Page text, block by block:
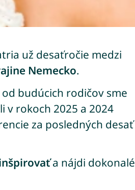
už desaťročie medzi
Nemecko.
od budúcich rodičov sme
v rokoch 2025 a 2024
za posledných desať
a nájdi dokonalé